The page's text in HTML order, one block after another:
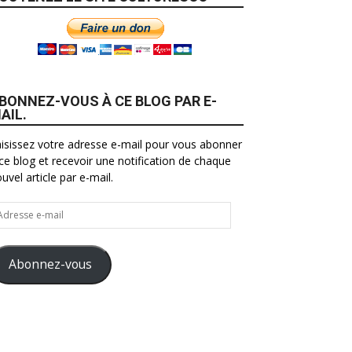
VOUS À CE BLOG PAR E-
votre adresse e-mail pour vous abonner
blog et recevoir une notification de chaque
article par e-mail.
Abonnez-vous